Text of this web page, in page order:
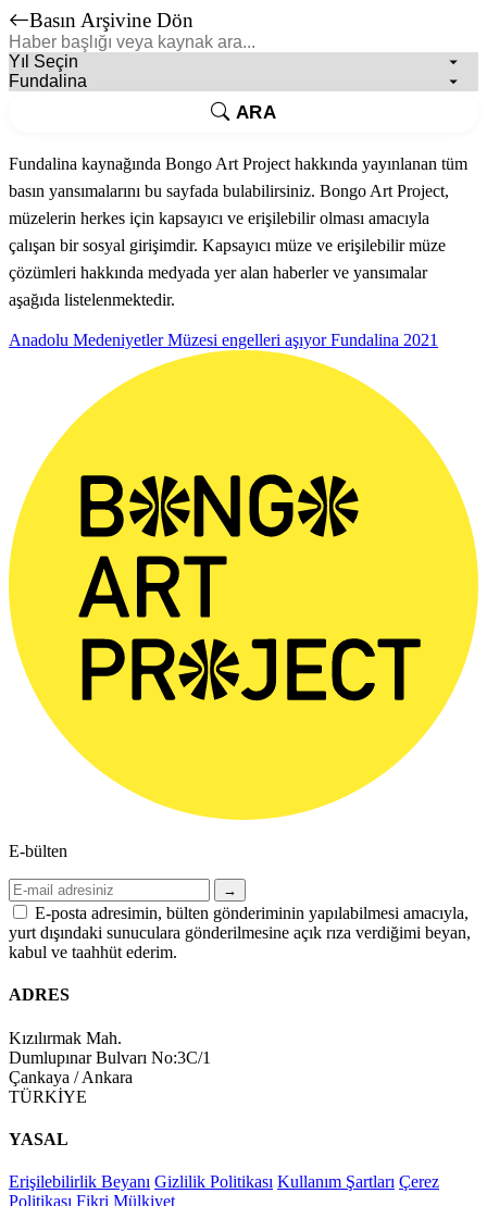
Basın Arşivine Dön
ARA
Fundalina kaynağında Bongo Art Project hakkında yayınlanan tüm
basın yansımalarını bu sayfada bulabilirsiniz. Bongo Art Project,
müzelerin herkes için kapsayıcı ve erişilebilir olması amacıyla
çalışan bir sosyal girişimdir. Kapsayıcı müze ve erişilebilir müze
çözümleri hakkında medyada yer alan haberler ve yansımalar
aşağıda listelenmektedir.
Anadolu Medeniyetler Müzesi engelleri aşıyor Fundalina 2021
E-bülten
→
E-posta adresimin, bülten gönderiminin yapılabilmesi amacıyla,
yurt dışındaki sunuculara gönderilmesine açık rıza verdiğimi beyan,
kabul ve taahhüt ederim.
ADRES
Kızılırmak Mah.
Dumlupınar Bulvarı No:3C/1
Çankaya / Ankara
TÜRKİYE
YASAL
Erişilebilirlik Beyanı Gizlilik Politikası Kullanım Şartları Çerez
Politikası Fikri Mülkiyet